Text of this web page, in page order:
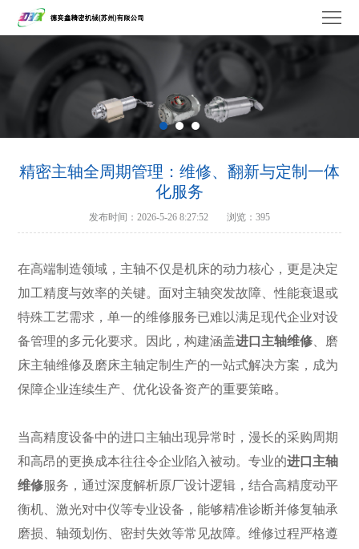
精密主轴全周期管理：维修、翻新与定制一体
化服务
发布时间：2026-5-26 8:27:52 浏览：395
在高端制造领域，主轴不仅是机床的动力核心，更是决定
加工精度与效率的关键。面对主轴突发故障、性能衰退或
特殊工艺需求，单一的维修服务已难以满足现代企业对设
备管理的多元化要求。因此，构建涵盖进口主轴维修 、磨
床主轴维修及磨床主轴定制生产的一站式解决方案，成为
保障企业连续生产、优化设备资产的重要策略。
当高精度设备中的进口主轴出现异常时，漫长的采购周期
和高昂的更换成本往往令企业陷入被动。专业的进口主轴
维修服务，通过深度解析原厂设计逻辑，结合高精度动平
衡机、激光对中仪等专业设备，能够精准诊断并修复轴承
磨损、轴颈划伤、密封失效等常见故障。维修过程严格遵